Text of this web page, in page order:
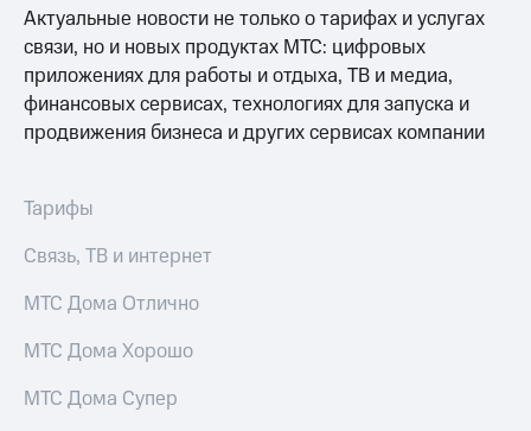
Актуальные новости не только о тарифах и услугах
связи, но и новых продуктах МТС: цифровых
приложениях для работы и отдыха, ТВ и медиа,
финансовых сервисах, технологиях для запуска и
продвижения бизнеса и других сервисах компании
Тарифы
Связь, ТВ и интернет
МТС Дома Отлично
МТС Дома Хорошо
МТС Дома Супер